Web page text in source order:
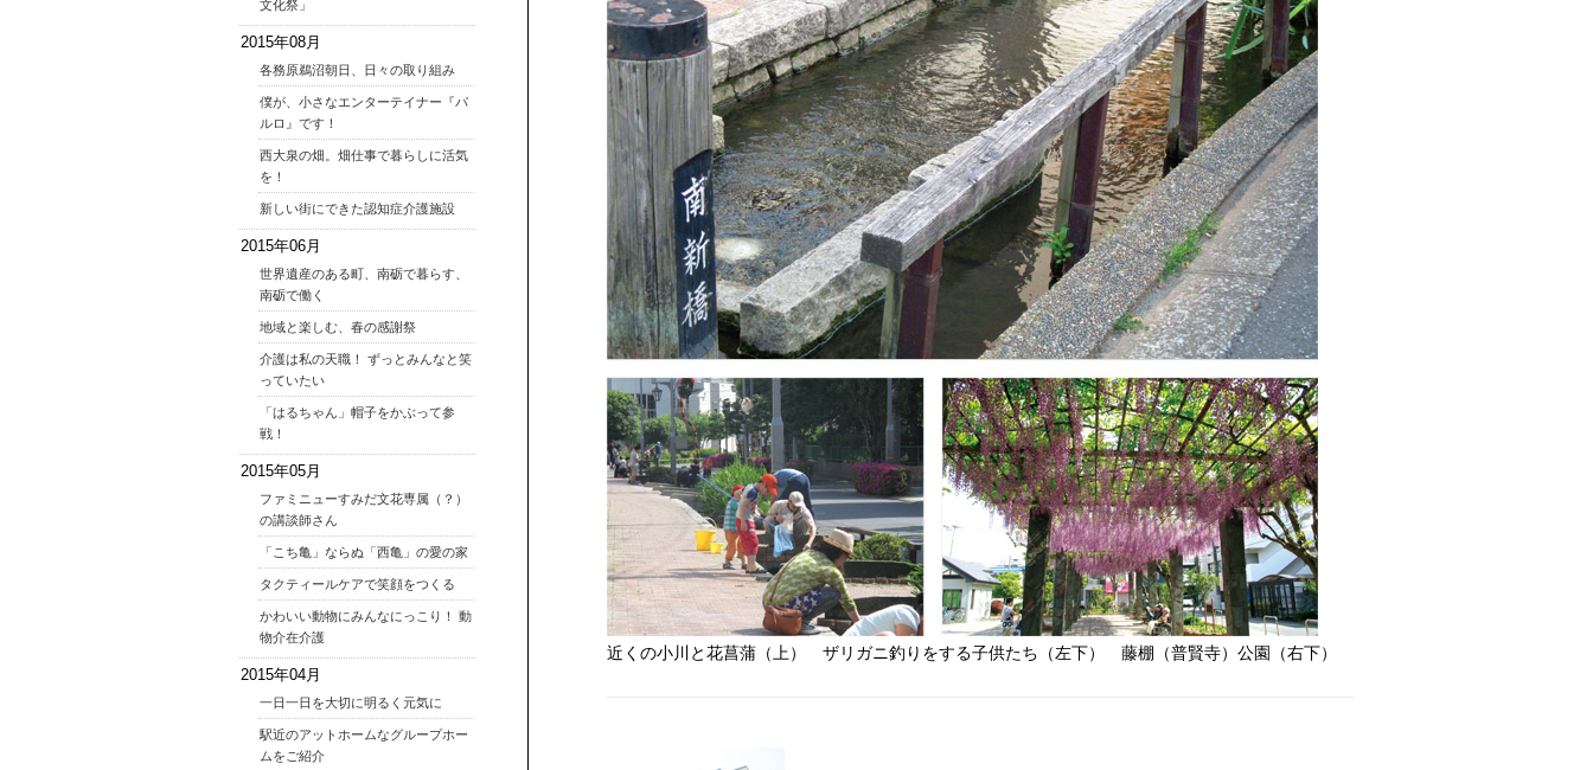
近くの小川と花菖蒲（上） ザリガニ釣りをする子供たち（左下） 藤棚（普賢寺）公園（右下）
文化祭」
2015年08月
各務原鵜沼朝日、日々の取り組み
僕が、小さなエンターテイナー『パ
ルロ』です！
西大泉の畑。畑仕事で暮らしに活気
を！
新しい街にできた認知症介護施設
2015年06月
世界遺産のある町、南砺で暮らす、
南砺で働く
地域と楽しむ、春の感謝祭
介護は私の天職！ ずっとみんなと笑
っていたい
「はるちゃん」帽子をかぶって参
戦！
2015年05月
ファミニューすみだ文花専属（？）
の講談師さん
「こち亀」ならぬ「西亀」の愛の家
タクティールケアで笑顔をつくる
かわいい動物にみんなにっこり！ 動
物介在介護
2015年04月
一日一日を大切に明るく元気に
駅近のアットホームなグループホー
ムをご紹介